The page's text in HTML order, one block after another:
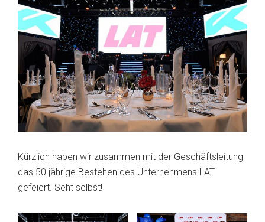
Kürzlich haben wir zusammen mit der Geschäftsleitung
das 50 jährige Bestehen des Unternehmens LAT
gefeiert. Seht selbst!